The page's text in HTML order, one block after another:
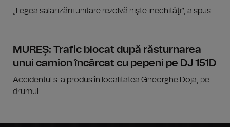
„Legea salarizării unitare rezolvă nişte inechităţi”, a spus...
MUREȘ: Trafic blocat după răsturnarea
unui camion încărcat cu pepeni pe DJ 151D
Accidentul s-a produs în localitatea Gheorghe Doja, pe
drumul...